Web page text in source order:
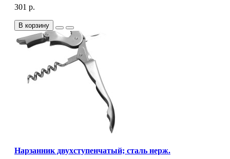
301 р.
В корзину
Нарзанник двухступенчатый; сталь нерж.